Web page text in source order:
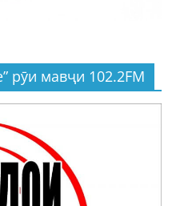
рӯи мавҷи 102.2FM